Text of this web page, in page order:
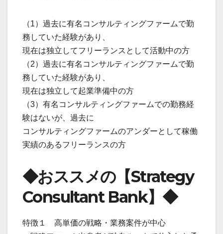
（1）過去に有名コンサルティングファームで勤
務していた経験があり、
現在は独立してフリーランスとして活動中の方
（2）過去に有名コンサルティングファームで勤
務していた経験があり、
現在は独立して起業準備中の方
（3）有名コンサルティングファームでの勤務経
験はないが、過去に
コンサルティングファームのアンダーとして稼働
実績のあるフリーランスの方
◆おススメの【Strategy
Consultant Bank】◆
特徴１ 高単価の戦略・業務案件が中心